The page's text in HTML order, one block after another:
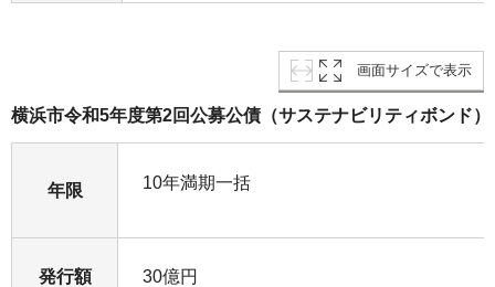
画面サイズで表示
横浜市令和5年度第2回公募公債（サステナビリティボンド）
年限 10年満期一括
発行額 30億円